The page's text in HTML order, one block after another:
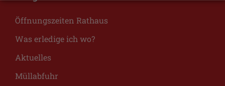
Öffnungszeiten Rathaus
Was erledige ich wo?
Aktuelles
Müllabfuhr